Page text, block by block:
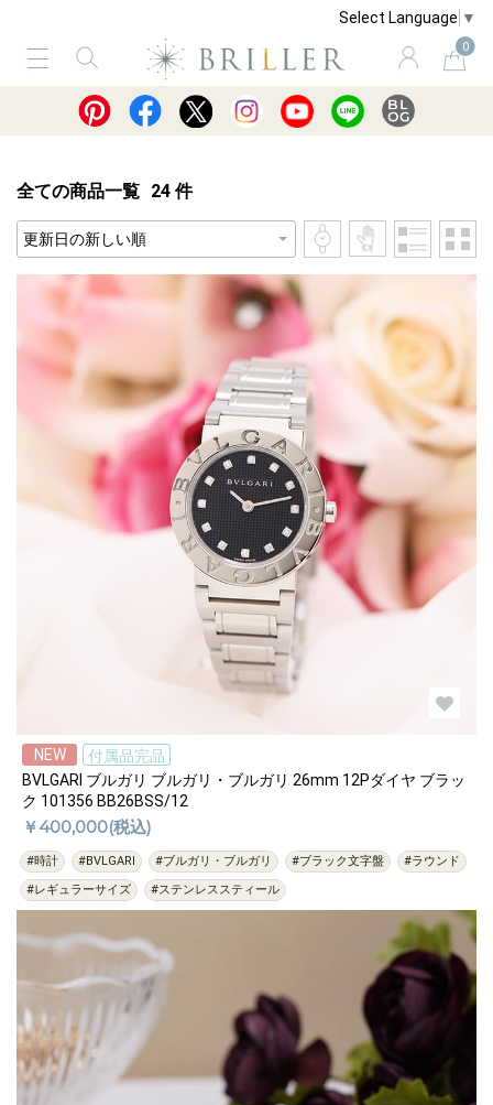
Select Language ▼
0
サービス ショッピングガイド 買取
全ての商品一覧 24 件
NEW
付属品完品
BVLGARI ブルガリ ブルガリ・ブルガリ 26mm 12Pダイヤ ブラッ
ク 101356 BB26BSS/12
￥400,000(税込)
#時計 #BVLGARI #ブルガリ・ブルガリ #ブラック文字盤
#ラウンド
#レギュラーサイズ
#ステンレススティール